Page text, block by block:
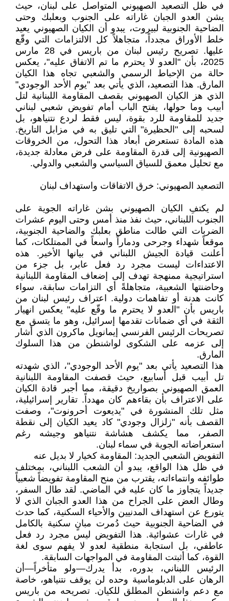
في ظل التصعيد الصهيوني المتواصل على لبنان، حيث
يشن العدو الجبان غاراته على الجنوب وبعلبك وحتى
الضاحية الجنوبية لبيروت، يبدو أن الكيان الصهيوني يعيد
خلط الأوراق مجدداً، متجاهلاً كل الالتزامات التي وقّع
عليها. تصريح رئيس لبنان من باريس في 28 مارس
2025، بأن "العدو لا يحترم ما تم الاتفاق عليه"، يعكس
حالة من الإحباط الرسمي والشعبي تجاه هذا الكيان
المارق. هذا التصعيد، الذي يأتي بعد "يوم الأحد الوجودي"
الذي هز الكيان الصهيوني بقصف المقاومة اللبنانية لتل
أبيب وما حولها، يفتح الباب أمام تفويض شعبي لبناني
جديد للمقاومة للرد بقوة، ليس فقط لردع نتنياهو، بل
لسحبه إلى "الحظيرة" التي تليق به في مزابل التاريخ.
هذه المادة تستعرض أبعاد هذا التحول، من الخروقات
الصهيونية إلى قدرة المقاومة على فرض معادلة جديدة،
مع تحليل معمق للسياق السياسي والشعبي والدولي.
التصعيد الصهيوني: خرق الاتفاقات واستهداف لبنان
لم يكتفِ الكيان الصهيوني بشن غاراته الجوية على
الجنوب اللبناني، حيث نفذ منذ أمس وحتى اليوم عشرات
الضربات التي طالت مناطق بعلبك والضاحية الجنوبية،
موقعاً شهداء وجرحى ودماراً واسعاً في الممتلكات، كما
أعلنت قيادة الجيش اللبناني في بيانها الأخير. هذه
الاعتداءات ليست مجرد رد فعل عابر، بل جزء من
استراتيجية ممنهجة تهدف إلى إضعاف المقاومة اللبنانية
وحاضنتها الشعبية، متجاهلةً أي التزامات سابقة، سواء
كانت هدنة أو تفاهمات دولية. اعتراف رئيس لبنان من
باريس بأن "العدو لا يحترم ما وقّع عليه" يعكس انهيار
الثقة في أي ضمانات تقدمها إسرائيل، وهو ما يتسق مع
تصريحات الرئيس الفرنسي إيمانويل ماكرون الذي أشار
إلى عزمه على الشكوى لواشنطن من هذا السلوك
المارق.
هذا التصعيد يأتي بعد "يوم الأحد الوجودي"، الذي شهدته
تل أبيب قبل أسابيع، حيث قصفت المقاومة اللبنانية
العمق الصهيوني بصواريخ دقيقة، مما أجبر قادة الكيان
على الاعتراف بأن بقاءهم كان مهدداً. تقارير إسرائيلية،
مثل تلك المنشورة في "يديعوت أحرونوت"، وصفت
القصف بأنه "زلزال وجودي" كاد يعيد الكيان إلى نقطة
الصفر، مما يكشف هشاشة نتنياهو وجيشه رغم
استعراضاته الجوية في سماء لبنان.
التفويض الشعبي الجديد: المقاومة كخيار لا بديل عنه
في ظل هذا الواقع، يبدو أن الشعب اللبناني، بمختلف
طوائفه وانتماءاته، يقترب من منح المقاومة تفويضاً شعبياً
جديداً يتجاوز ما كان عليه في الماضي. لقد طال السفر،
وطال العض على الجراح من هذا العدو الجبان الذي لا
يتورع عن استهداف المدنيين والأحياء السكنية، كما حدث
في الضاحية الجنوبية حيث دُمرت مبانٍ سكنية بالكامل
في غارات عشوائية. هذا التفويض ليس مجرد رد فعل
عاطفي، بل استجابة منطقية لعدو لا يفهم سوى لغة
القوة، كما أثبتت المقاومة في المواجهات السابقة.
الرئيس اللبناني، بدوره، بدأ يدرك—ولو متأخراً—أن
الرهان على الدبلوماسية وحده لن يوقف نتنياهو، خاصة
مع دعم واشنطن المطلق للكيان. تصريحه من باريس